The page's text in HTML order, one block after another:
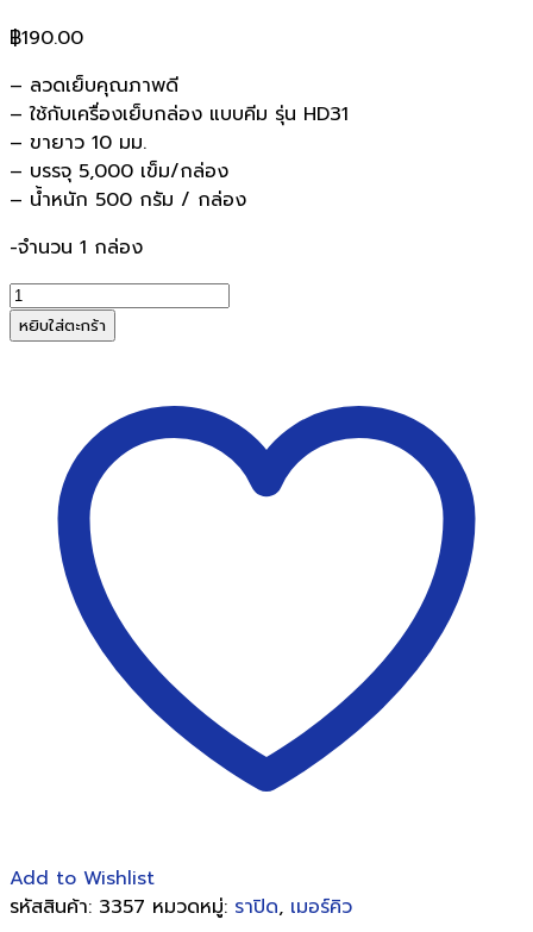
฿190.00
– ลวดเย็บคุณภาพดี
– ใช้กับเครื่องเย็บกล่อง แบบคีม รุ่น HD31
– ขายาว 10 มม.
– บรรจุ 5,000 เข็ม/กล่อง
– น้ำหนัก 500 กรัม / กล่อง
-จำนวน 1 กล่อง
จำนวน
ลวด
เย็บMERCURY
คีม5,000ตัว/
หยิบใส่ตะกร้า
Add to Wishlist
รหัสสินค้า: 3357 หมวดหมู่: ราปิด, เมอร์คิว